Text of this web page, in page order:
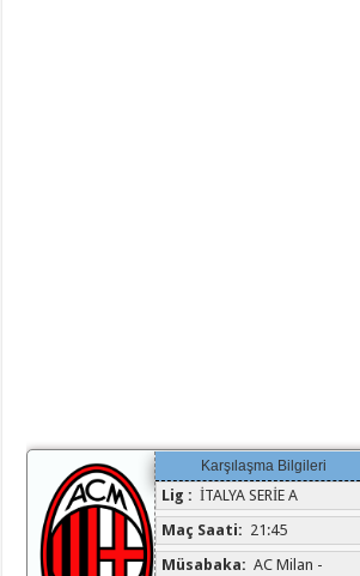
Karşılaşma Bilgileri
Lig : İTALYA SERİE A
Maç Saati: 21:45
Müsabaka: AC Milan -